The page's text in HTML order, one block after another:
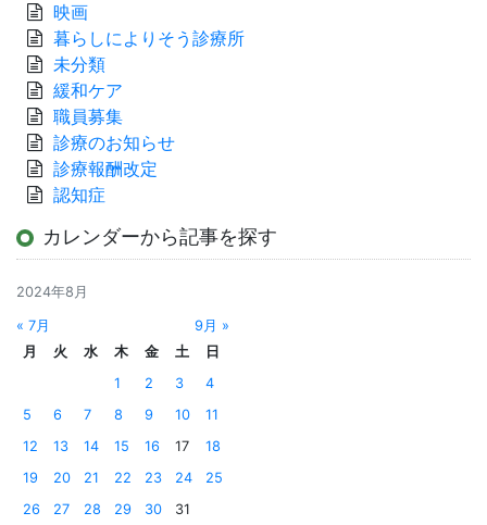
映画
暮らしによりそう診療所
未分類
緩和ケア
職員募集
診療のお知らせ
診療報酬改定
認知症
カレンダーから記事を探す
2024年8月
« 7月
9月 »
月
火 水 木 金 土
日
1
2 3
4
5
6 7 8 9 10
11
12
13 14 15 16 17
18
19
20 21 22 23 24
25
26
27 28 29 30 31